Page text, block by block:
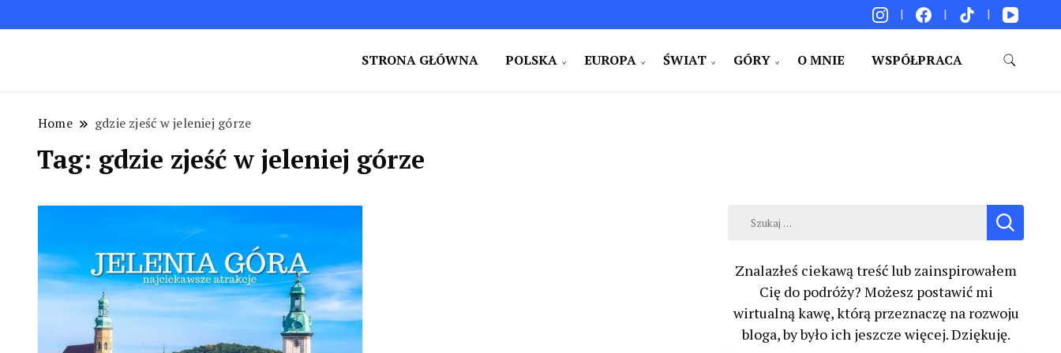
STRONA GŁÓWNA POLSKA EUROPA ŚWIAT GÓRY O MNIE WSPÓŁPRACA
Home gdzie zjeść w jeleniej górze
Tag: gdzie zjeść w jeleniej górze
Szukaj:
Znalazłeś ciekawą treść lub zainspirowałem
Cię do podróży? Możesz postawić mi
wirtualną kawę, którą przeznaczę na rozwoju
bloga, by było ich jeszcze więcej. Dziękuję.